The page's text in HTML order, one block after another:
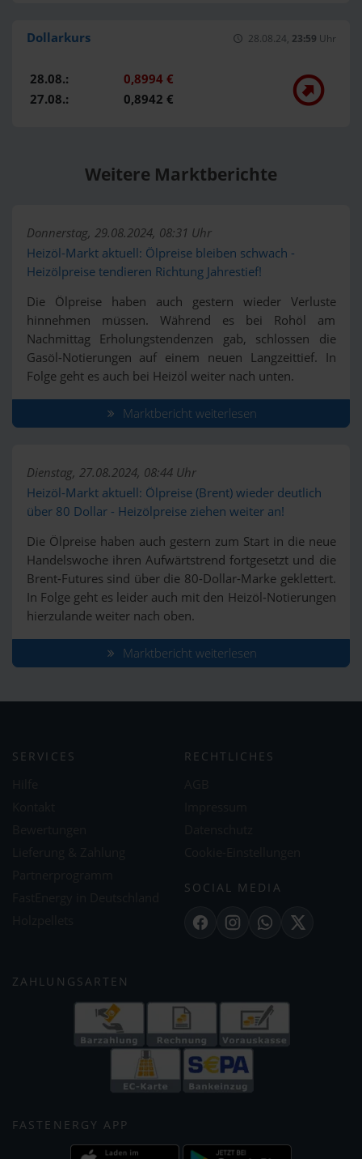
Dollarkurs 28.08.24, 23:59 Uhr
28.08.:
0,8994 €
27.08.:
0,8942 €
Weitere Marktberichte
Donnerstag, 29.08.2024, 08:31 Uhr
Heizöl-Markt aktuell: Ölpreise bleiben schwach -
Heizölpreise tendieren Richtung Jahrestief!
Die Ölpreise haben auch gestern wieder Verluste
hinnehmen müssen. Während es bei Rohöl am
Nachmittag Erholungstendenzen gab, schlossen die
Gasöl-Notierungen auf einem neuen Langzeittief. In
Folge geht es auch bei Heizöl weiter nach unten.
Marktbericht weiterlesen
Dienstag, 27.08.2024, 08:44 Uhr
Heizöl-Markt aktuell: Ölpreise (Brent) wieder deutlich
über 80 Dollar - Heizölpreise ziehen weiter an!
Die Ölpreise haben auch gestern zum Start in die neue
Handelswoche ihren Aufwärtstrend fortgesetzt und die
Brent-Futures sind über die 80-Dollar-Marke geklettert.
In Folge geht es leider auch mit den Heizöl-Notierungen
hierzulande weiter nach oben.
Marktbericht weiterlesen
SERVICES RECHTLICHES
SOCIAL MEDIA
FacebookInstagramWhatsApp
X
ZAHLUNGSARTEN
FASTENERGY APP